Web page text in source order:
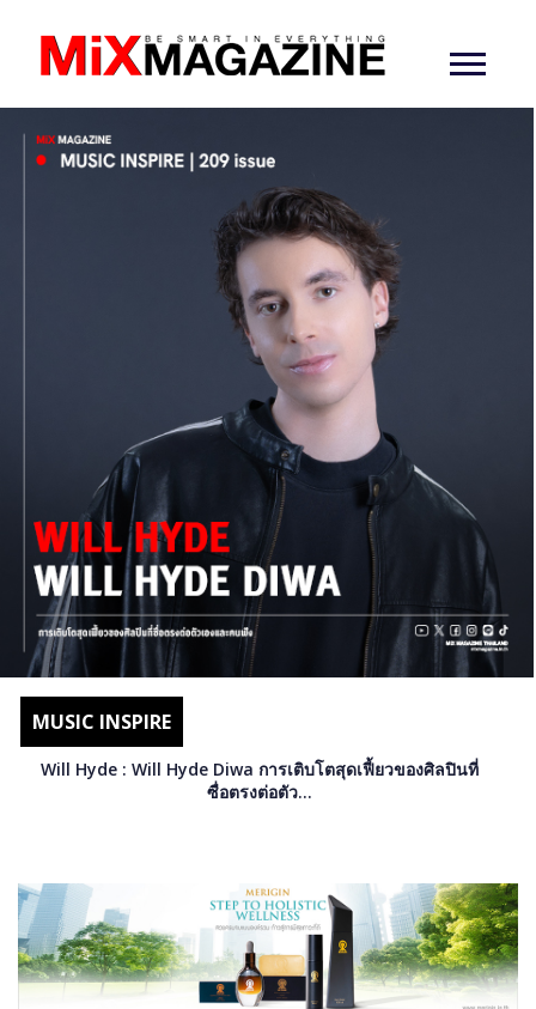
DESIGN
3D Print Armadillo Lamp By OHR Design “เมื่อแสงไม่ใช่แค่
ความสว่าง แต่...